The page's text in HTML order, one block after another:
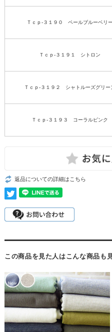
Ｔｃｐ-３１９０ ペールブルーベリー
Ｔｃｐ-３１９１ シトロン
Ｔｃｐ-３１９２ シャトルーズグリー
Ｔｃｐ-３１９３ コーラルピンク
返品についての詳細はこちら
この商品を見た人はこんな商品も